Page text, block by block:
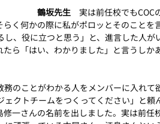
鶴坂先生 実は前任校でもCOC
く何かの際に私がポロッとそのことを
し、役に立つと思う」と、進言した人が
ら「はい、わかりました」と言うしか
のことがわかる人をメンバーに入れて
クトチームをつくってください」と頼
一さんの名前を出しました。実は前任